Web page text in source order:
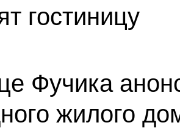
гостиницу
Фучика
жилого